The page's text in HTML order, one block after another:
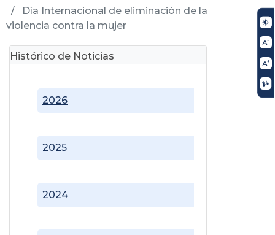
Día Internacional de eliminación de la
violencia contra la mujer
Histórico de Noticias
2024
2025
2026